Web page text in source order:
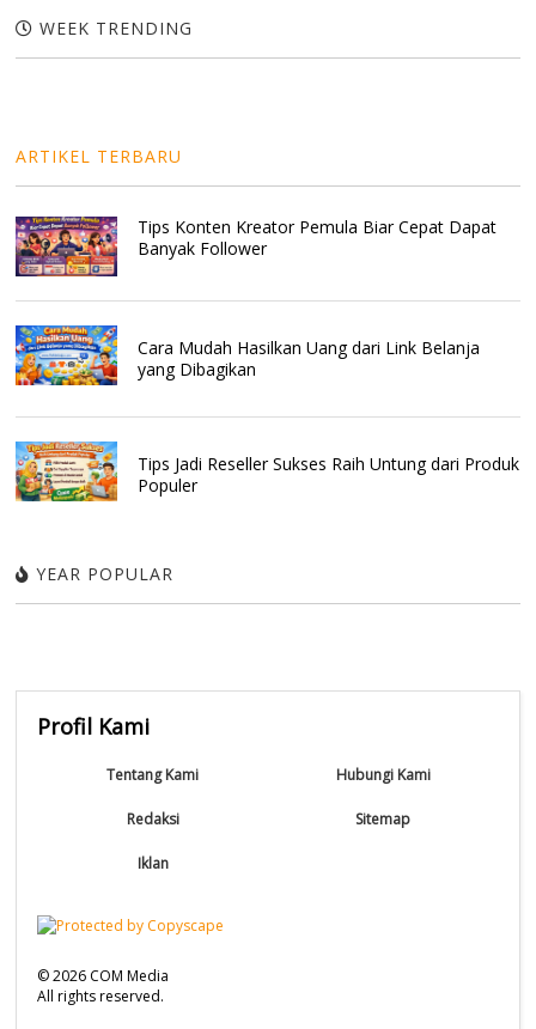
WEEK TRENDING
ARTIKEL TERBARU
Tips Konten Kreator Pemula Biar Cepat Dapat
Banyak Follower
Cara Mudah Hasilkan Uang dari Link Belanja
yang Dibagikan
Tips Jadi Reseller Sukses Raih Untung dari Produk
Populer
YEAR POPULAR
Profil Kami
Tentang Kami Hubungi Kami
Redaksi Sitemap
Iklan
©2026 COM Media
All rights reserved.